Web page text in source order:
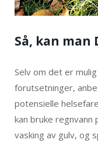
Så, kan man
Selv om det er
forutsetninger,
potensielle
kan bruke regnvann
vasking av gulv, og